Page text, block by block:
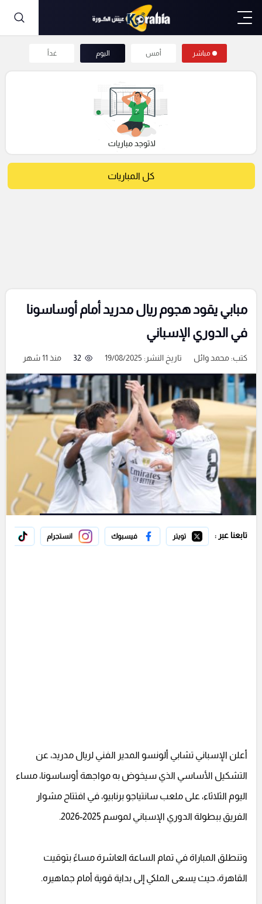
مباشر أمس اليوم غداً
كل المباريات
مبابي يقود هجوم ريال مدريد أمام أوساسونا
في الدوري الإسباني
كتب:محمد وائل تاريخ النشر: 19/08/2025 32 منذ 11 شهر
تابعنا عبر : تويتر فيسبوك انستجرام
أعلن الإسباني تشابي ألونسو المدير الفني لريال مدريد، عن
التشكيل الأساسي الذي سيخوض به مواجهة أوساسونا، مساء
اليوم الثلاثاء، على ملعب سانتياجو برنابيو، في افتتاح مشوار
الفريق ببطولة الدوري الإسباني لموسم 2025-2026.
وتنطلق المباراة في تمام الساعة العاشرة مساءً بتوقيت
القاهرة، حيث يسعى الملكي إلى بداية قوية أمام جماهيره.